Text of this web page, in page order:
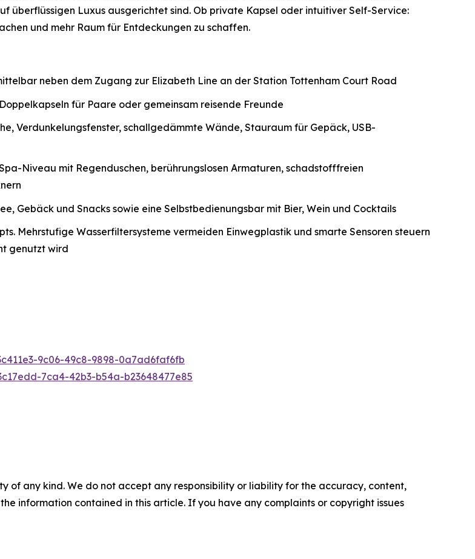
überflüssigen Luxus ausgerichtet sind. Ob private Kapsel oder intuitiver Self-Service:
und mehr Raum für Entdeckungen zu schaffen.
neben dem Zugang zur Elizabeth Line an der Station Tottenham Court Road
für Paare oder gemeinsam reisende Freunde
Verdunkelungsfenster, schallgedämmte Wände, Stauraum für Gepäck, USB-
Niveau mit Regenduschen, berührungslosen Armaturen, schadstofffreien
Gebäck und Snacks sowie eine Selbstbedienungsbar mit Bier, Wein und Cocktails
Mehrstufige Wasserfiltersysteme vermeiden Einwegplastik und smarte Sensoren steuern
genutzt wird
9c06-49c8-9898-0a7ad6faf6fb
7ca4-42b3-b54a-b23648477e85
of any kind. We do not accept any responsibility or liability for the accuracy, content,
information contained in this article. If you have any complaints or copyright issues